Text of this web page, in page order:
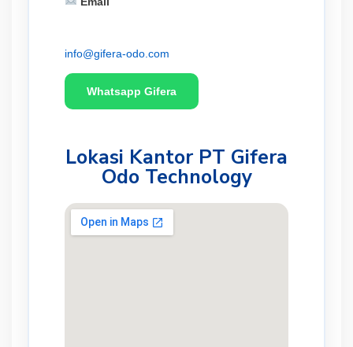
info@gifera-odo.com
Whatsapp Gifera
Lokasi Kantor PT Gifera
Odo Technology